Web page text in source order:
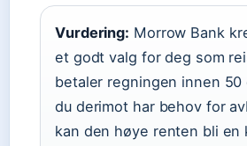
Vurdering: Morrow Bank
et godt valg for deg som
betaler regningen innen 50
du derimot har behov for
kan den høye renten bli en